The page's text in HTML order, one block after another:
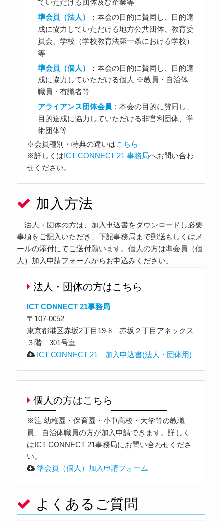
ていただける団体及び企業等
準会員（法人）
：本会の目的に賛同し、目的達
成に協力していただける地方公共団体、教育委
員会、学校（学校教育法第一条における学校）
等
準会員（個人）
：本会の目的に賛同し、目的達
成に協力していただける個人 ※教員・自治体
職員・有識者等
アライアンス団体会員 ：本会の目的に賛同し、
目的達成に協力していただける非営利団体、学
術団体等
※会員種別・特典の違いはこちら
※詳しくはICT CONNECT 21 事務局へお問い合わ
せください。
加入方法
法人・団体の方は、加入申込書をダウンロードし必要
事項をご記入いただき、下記事務局まで郵送もしくはメ
ールの添付にてご送付願います。個人の方は準会員（個
人）加入申請フォームからお申込みください。
法人・団体の方はこちら
ICT CONNECT 21事務局
〒107-0052
東京都港区赤坂2丁目19-8 赤坂２丁目アネックス
３階 301号室
ICT CONNECT 21 加入申込書(法人・団体用)
個人の方はこちら
※注 幼稚園・保育園・小中高校・大学等の教職
員、自治体職員の方が加入申請できます。詳しく
はICT CONNECT 21事務局にお問い合わせくださ
い。
準会員（個人）加入申請フォーム
よくあるご質問